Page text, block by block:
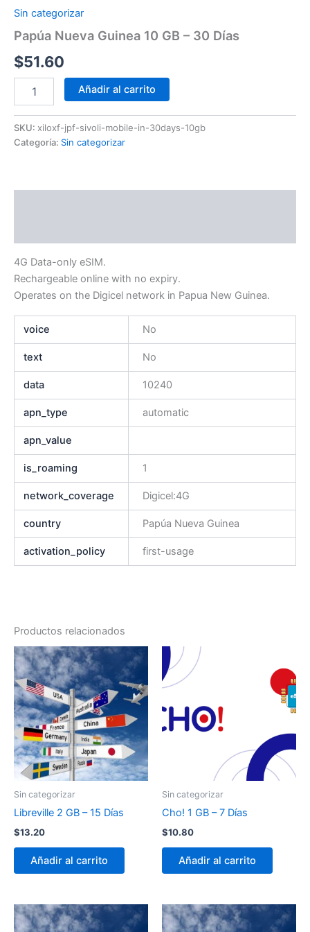
Sin categorizar
Papúa Nueva Guinea 10 GB – 30 Días
$51.60
Añadir al carrito
SKU: xiloxf-jpf-sivoli-mobile-in-30days-10gb
Categoría: Sin categorizar
4G Data-only eSIM.
Rechargeable online with no expiry.
Operates on the Digicel network in Papua New Guinea.
voice No
text No
data 10240
apn_type automatic
apn_value
is_roaming 1
network_coverage Digicel:4G
country Papúa Nueva Guinea
activation_policy first-usage
Productos relacionados
Sin categorizar
Libreville 2 GB – 15 Días
$13.20
Añadir al carrito
Sin categorizar
Cho! 1 GB – 7 Días
$10.80
Añadir al carrito